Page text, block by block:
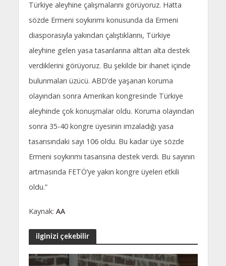
Türkiye aleyhine çalışmalarını görüyoruz. Hatta
sözde Ermeni soykırımı konusunda da Ermeni
diasporasıyla yakından çalıştıklarını, Türkiye
aleyhine gelen yasa tasarılarına alttan alta destek
verdiklerini görüyoruz. Bu şekilde bir ihanet içinde
bulunmaları üzücü. ABD’de yaşanan koruma
olayından sonra Amerikan kongresinde Türkiye
aleyhinde çok konuşmalar oldu. Koruma olayından
sonra 35-40 kongre üyesinin imzaladığı yasa
tasarısındaki sayı 106 oldu. Bu kadar üye sözde
Ermeni soykırımı tasarısına destek verdi. Bu sayının
artmasında FETÖ’ye yakın kongre üyeleri etkili
oldu.”
Kaynak: AA
ilginizi çekebilir